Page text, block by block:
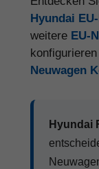
Hyundai
weitere EU-
Neuwagen
Hyundai